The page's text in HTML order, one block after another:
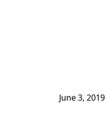
June 3, 2019